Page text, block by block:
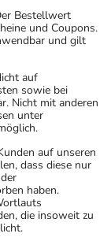
Bestellwert
und Coupons.
und gilt
auf
sowie bei
Nicht mit anderen
unter
auf unseren
dass diese nur
haben.
die insoweit zu